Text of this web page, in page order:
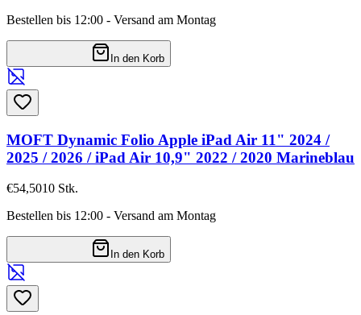
Bestellen bis 12:00 - Versand am Montag
In den Korb
MOFT Dynamic Folio Apple iPad Air 11" 2024 /
2025 / 2026 / iPad Air 10,9" 2022 / 2020 Marineblau
€54,5010 Stk.
Bestellen bis 12:00 - Versand am Montag
In den Korb